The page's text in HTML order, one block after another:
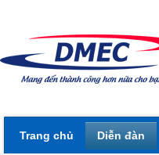
Trang chủ Diễn đàn